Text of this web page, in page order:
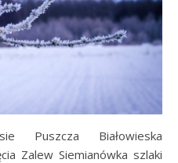
Puszcza Białowieska
Zalew Siemianówka szlaki